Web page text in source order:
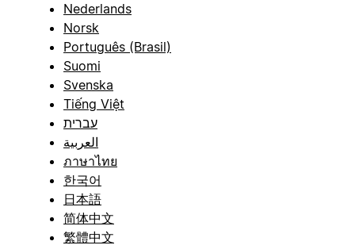
Nederlands
Norsk
Português (Brasil)
Suomi
Svenska
Tiếng Việt
עברית
العربية
ภาษาไทย
한국어
日本語
简体中文
繁體中文